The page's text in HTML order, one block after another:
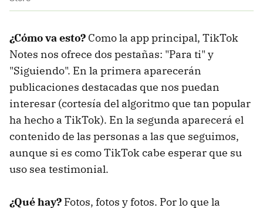
¿Cómo va esto? Como la app principal, TikTok
Notes nos ofrece dos pestañas: "Para ti" y
"Siguiendo". En la primera aparecerán
publicaciones destacadas que nos puedan
interesar (cortesía del algoritmo que tan popular
ha hecho a TikTok). En la segunda aparecerá el
contenido de las personas a las que seguimos,
aunque si es como TikTok cabe esperar que su
uso sea testimonial.
¿Qué hay? Fotos, fotos y fotos. Por lo que la